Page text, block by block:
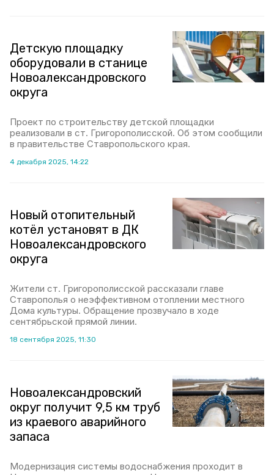
Детскую площадку
оборудовали в станице
Новоалександровского
округа
Проект по строительству детской площадки
реализовали в ст. Григорополисской. Об этом сообщили
в правительстве Ставропольского края.
4 декабря 2025, 14:22
Новый отопительный
котёл установят в ДК
Новоалександровского
округа
Жители ст. Григорополисской рассказали главе
Ставрополья о неэффективном отоплении местного
Дома культуры. Обращение прозвучало в ходе
сентябрьской прямой линии.
18 сентября 2025, 11:30
Новоалександровский
округ получит 9,5 км труб
из краевого аварийного
запаса
Модернизация системы водоснабжения проходит в